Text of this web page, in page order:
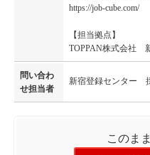
https://job-cube.com/
【担当拠点】
TOPPAN株式会社
問い合わ
せ担当者
新宿登録センター
このま